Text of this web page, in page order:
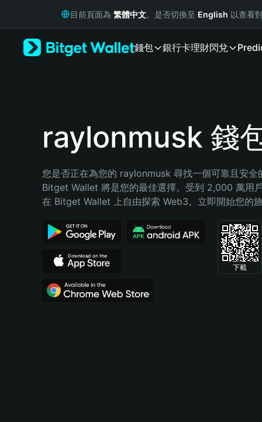
Русский
Bahasa Indonesia
Español (Argentina)
目前頁面為 繁體中文。是否切換至 English 以查看
錢包 銀行卡理財閃兌
raylonmusk 錢
您是否正在為您的 raylonmusk 尋找一個可靠且安全
Bitget Wallet 將是您的最佳選擇。受到 2,000 萬用
在 Bitget Wallet 上自由探索 Web3。立即開始您的
下載